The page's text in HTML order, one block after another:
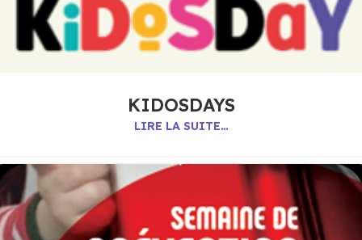
KIDOSDAYS
LIRE LA SUITE…